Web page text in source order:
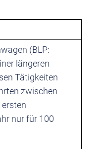
(BLP:
längeren
Tätigkeiten
zwischen
nur für 100